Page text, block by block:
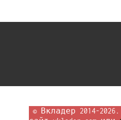
© Вкладер 2014-2026. Цитирование разрешается с гиперссылкой на